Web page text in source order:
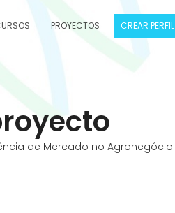
PROYECTOS CREAR PERFIL
de Mercado no Agronegócio